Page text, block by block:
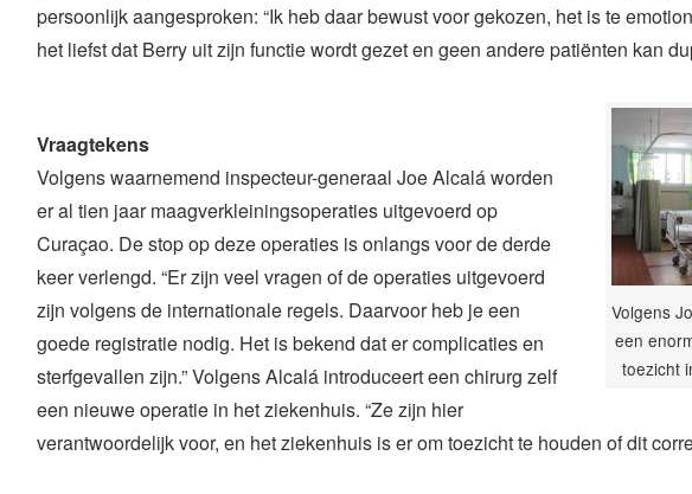
persoonlijk aangesproken: “Ik heb daar bewust voor gekozen, het is te
het liefst dat Berry uit zijn functie wordt gezet en geen andere patiënten kan
Volgens
een
toezicht
Vraagtekens
Volgens waarnemend inspecteur-generaal Joe Alcalá worden
er al tien jaar maagverkleiningsoperaties uitgevoerd op
Curaçao. De stop op deze operaties is onlangs voor de derde
keer verlengd. “Er zijn veel vragen of de operaties uitgevoerd
zijn volgens de internationale regels. Daarvoor heb je een
goede registratie nodig. Het is bekend dat er complicaties en
sterfgevallen zijn.” Volgens Alcalá introduceert een chirurg zelf
een nieuwe operatie in het ziekenhuis. “Ze zijn hier
verantwoordelijk voor, en het ziekenhuis is er om toezicht te houden of dit